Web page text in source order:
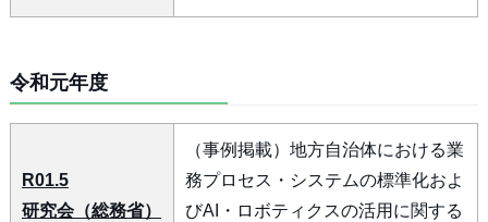
令和元年度
R01.5
研究会（総務省）
（事例掲載）地方自治体における業
務プロセス・システムの標準化およ
びAI・ロボティクスの活用に関する